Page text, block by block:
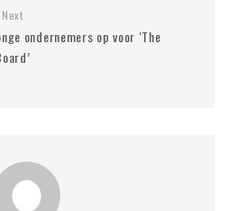
Next
ondernemers op voor ‘The